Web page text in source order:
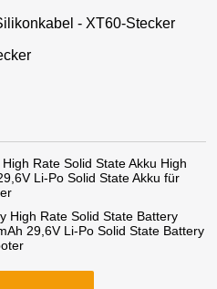
- XT60-Stecker
Rate Solid State Akku High
Li-Po Solid State Akku für
High Rate Solid State Battery
29,6V Li-Po Solid State Battery